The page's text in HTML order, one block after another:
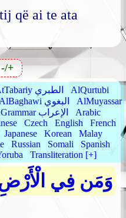
që ai te ata
-/+
AtTabariy الطبري
AlQurtubi
AlBaghawi البغوي
AlMuyassar
Grammar الإعراب
Arabic
Czech English
French
Japanese Korean
Malay
Russian Somali
Spanish
Transliteration [+]
وَمَن فِي الْأَرْضِ